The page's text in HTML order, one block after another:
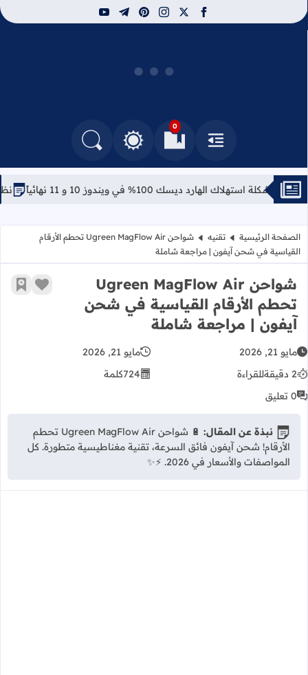
facebook
x
instagram
pinterest
telegram
youtube
القائمة
0
العلامات المرجعيةالتغيير بين الوضع النهاري والداكن
البحث في المدونة
استهلاك الهارد ديسك 100% في ويندوز 10 و 11 نهائياً نظام Azure Linux: مايكروسوفت تفاجئ الجميع بتوزيعة لينكس خاصة بها
الصفحة الرئيسية تقنيه
شواحن Ugreen MagFlow Air تحطم الأرقام
القياسية في شحن آيفون | مراجعة شاملة
شواحن Ugreen MagFlow Air
تحطم الأرقام القياسية في شحن
آيفون | مراجعة شاملة
زر أضف
مايو 21, 2026
مايو 21, 2026
2 دقيقة
للقراءة 724كلمة
0 تعليق
نبذة عن المقال:
🔋 شواحن Ugreen MagFlow Air تحطم
الأرقام! شحن آيفون فائق السرعة، تقنية مغناطيسية متطورة. كل
المواصفات والأسعار في 2026. ⚡✨